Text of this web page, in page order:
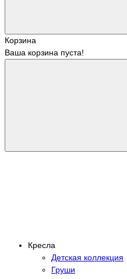
Корзина
Ваша корзина пуста!
Кресла
Детская коллекция
Груши